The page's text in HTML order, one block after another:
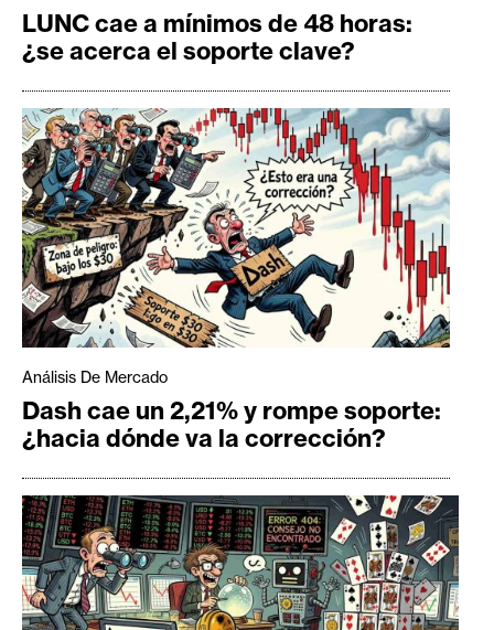
LUNC cae a mínimos de 48 horas:
¿se acerca el soporte clave?
Análisis De Mercado
Dash cae un 2,21% y rompe soporte:
¿hacia dónde va la corrección?